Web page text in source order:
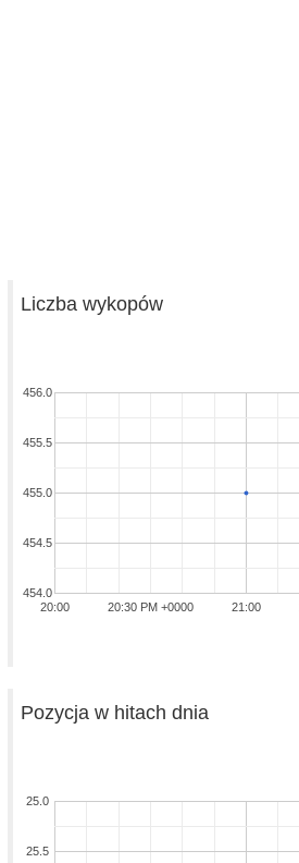
Liczba wykopów
20:00 21:00
20:30 PM +0000
454.0
454.5
455.0
455.5
456.0
Pozycja w hitach dnia
25.0
25.5